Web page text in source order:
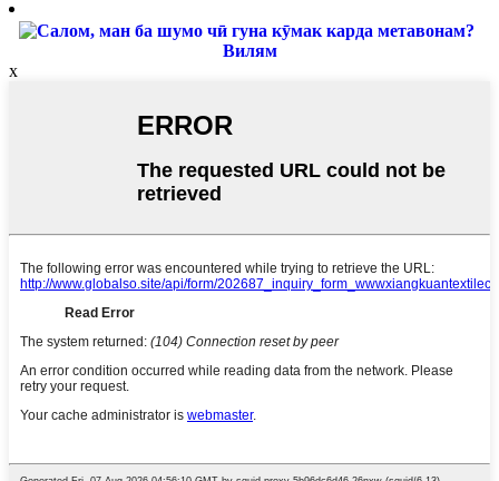
Вилям
x